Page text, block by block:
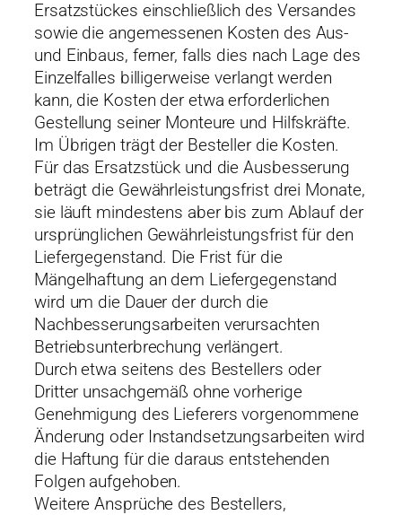
Ersatzstückes einschließlich des Versandes
sowie die angemessenen Kosten des Aus-
und Einbaus, ferner, falls dies nach Lage des
Einzelfalles billigerweise verlangt werden
kann, die Kosten der etwa erforderlichen
Gestellung seiner Monteure und Hilfskräfte.
Im Übrigen trägt der Besteller die Kosten.
Für das Ersatzstück und die Ausbesserung
beträgt die Gewährleistungsfrist drei Monate,
sie läuft mindestens aber bis zum Ablauf der
ursprünglichen Gewährleistungsfrist für den
Liefergegenstand. Die Frist für die
Mängelhaftung an dem Liefergegenstand
wird um die Dauer der durch die
Nachbesserungsarbeiten verursachten
Betriebsunterbrechung verlängert.
Durch etwa seitens des Bestellers oder
Dritter unsachgemäß ohne vorherige
Genehmigung des Lieferers vorgenommene
Änderung oder Instandsetzungsarbeiten wird
die Haftung für die daraus entstehenden
Folgen aufgehoben.
Weitere Ansprüche des Bestellers,